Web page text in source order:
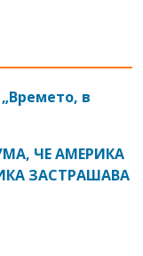
в
ЧЕ АМЕРИКА
ЗАСТРАШАВА